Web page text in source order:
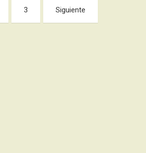
3 Siguiente